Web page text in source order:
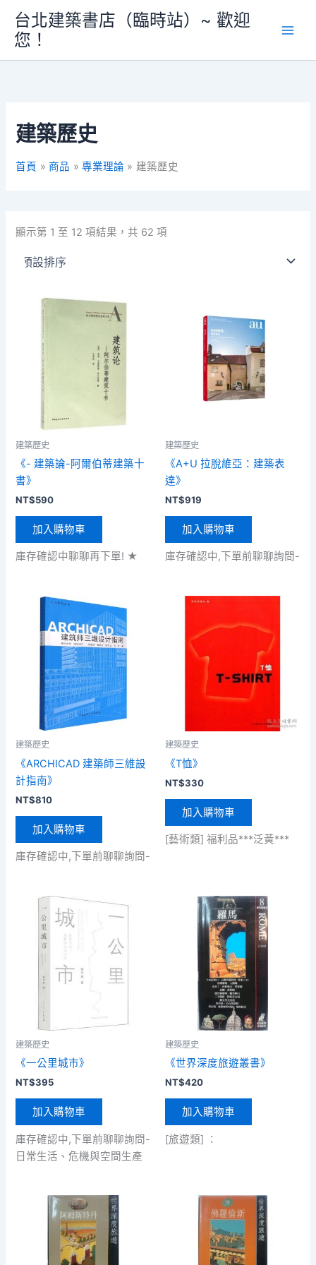
要
台北建築書店（臨時站）~ 歡迎
您！
建築歷史
首頁 商品 專業理論 建築歷史
顯示第 1 至 12 項結果，共 62 項
建築歷史
《- 建築論-阿爾伯蒂建築十
書》
NT$590
加入購物車
庫存確認中聊聊再下單! ★
建築歷史
《A+U 拉脫維亞：建築表
達》
NT$919
加入購物車
庫存確認中,下單前聊聊詢問-
建築歷史
《ARCHICAD 建築師三維設
計指南》
NT$810
加入購物車
庫存確認中,下單前聊聊詢問-
建築歷史
《T恤》
NT$330
加入購物車
[藝術類] 福利品***泛黃***
建築歷史
《一公里城市》
NT$395
加入購物車
庫存確認中,下單前聊聊詢問-
日常生活、危機與空間生產
建築歷史
《世界深度旅遊叢書》
NT$420
加入購物車
[旅遊類] ：